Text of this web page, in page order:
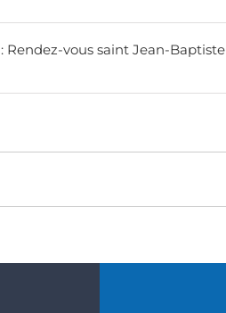
Rendez-vous saint Jean-Baptiste